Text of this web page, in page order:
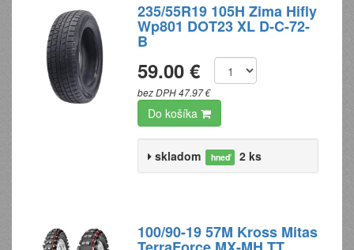
235/55R19 105H Zima Hifly
Wp801 DOT23 XL D-C-72-
B
59.00 €
bez DPH 47.97 €
Do košíka
skladom hneď 2 ks
100/90-19 57M Kross Mitas